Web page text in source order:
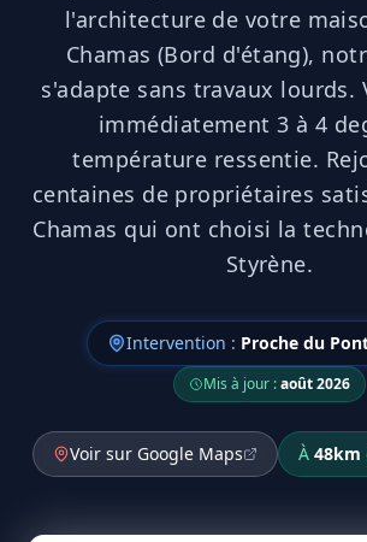
l'architecture de votre
Chamas (Bord d'étang),
s'adapte sans travaux lourds.
immédiatement 3 à 4
température ressentie.
centaines de propriétaires
Chamas qui ont choisi la
Styrène.
Intervention : Proche du
Mis à jour :août 2026
Voir sur Google Maps À 48km